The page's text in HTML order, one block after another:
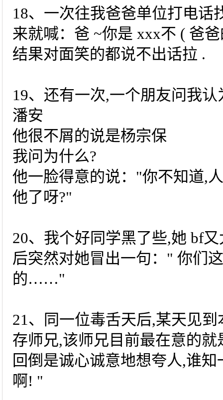
18、一次往我爸爸单位打电话
来就喊：爸 ~你是 xxx不 ( 爸
结果对面笑的都说不出话拉 .
19、还有一次,一个朋友问我
潘安
他很不屑的说是杨宗保
我问为什么?
他一脸得意的说："你不知道,
他了呀?"
20、我个好同学黑了些,她 bf
后突然对她冒出一句：" 你们
的……"
21、同一位毒舌天后,某天见
存师兄,该师兄目前最在意的
回倒是诚心诚意地想夸人,谁
啊! "